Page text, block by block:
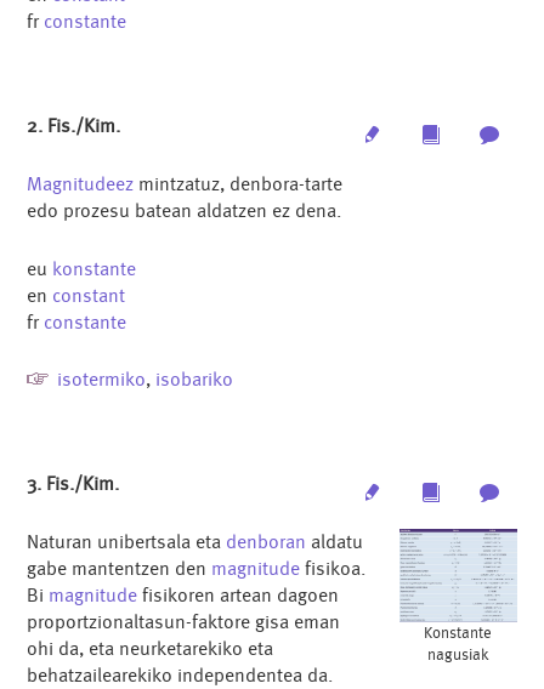
fr constante
Multimedia
2. Fis./Kim.
Magnitudeez mintzatuz, denbora-tarte
edo prozesu batean aldatzen ez dena.
eu konstante
en constant
fr constante
isotermiko, isobariko
Multimedia
3. Fis./Kim.
Naturan unibertsala eta denboran aldatu
gabe mantentzen den magnitude fisikoa.
Bi magnitude fisikoren artean dagoen
proportzionaltasun-faktore gisa eman
ohi da, eta neurketarekiko eta
behatzailearekiko independentea da.
Konstante
nagusiak